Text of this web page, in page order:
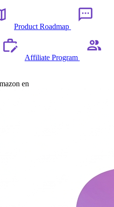
Product Roadmap
Affiliate Program
en